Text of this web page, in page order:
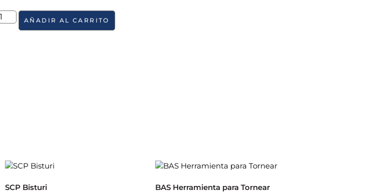
AÑADIR AL CARRITO
SCP Bisturi BAS Herramienta para Tornear